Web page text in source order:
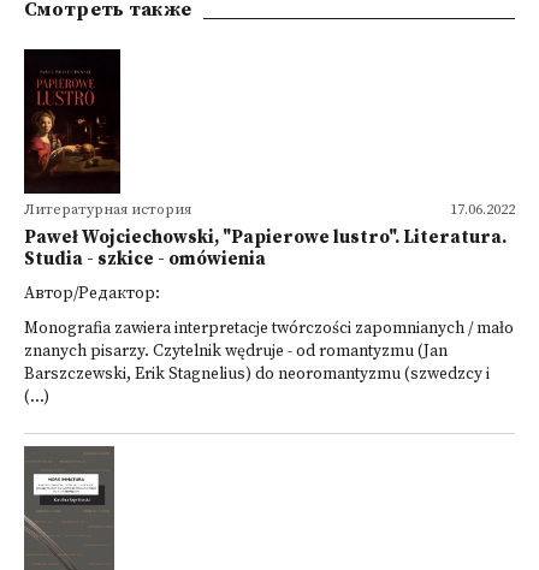
Смотреть также
17.06.2022
Литературная история
Paweł Wojciechowski, "Papierowe lustro". Literatura.
Studia - szkice - omówienia
Автор/Редактор:
Monografia zawiera interpretacje twórczości zapomnianych / mało
znanych pisarzy. Czytelnik wędruje - od romantyzmu (Jan
Barszczewski, Erik Stagnelius) do neoromantyzmu (szwedzcy i
(...)